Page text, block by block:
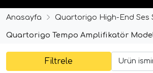
Anasayfa Quartorigo High-End Ses
Quartorigo Tempo Amplifikatör
Filtrele